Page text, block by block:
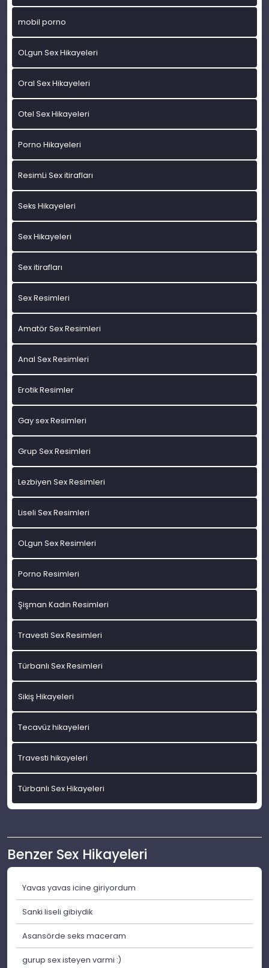
mobil porno
OLgun Sex Hikayeleri
Oral Sex Hikayeleri
Otel Sex Hikayeleri
Porno Hikayeleri
ResimLi Sex itirafları
Seks Hikayeleri
Sex Hikayeleri
Sex itirafları
Sex Resimleri
Amatör Sex Resimleri
Anal Sex Resimleri
Erotik Resimler
Gay sex Resimleri
Grup Sex Resimleri
Lezbiyen Sex Resimleri
Liseli Sex Resimleri
OLgun Sex Resimleri
Porno Resimleri
Şişman Kadın Resimleri
Travesti Sex Resimleri
Türbanlı Sex Resimleri
Sikiş Hikayeleri
Tecavüz hikayeleri
Travesti hikayeleri
Türbanlı Sex Hikayeleri
Benzer Sex Hikayeleri
Yavas yavas icine giriyordum
Sanki liseli gibiydik
Asansörde seks maceram
gurup sex isteyen varmi :)